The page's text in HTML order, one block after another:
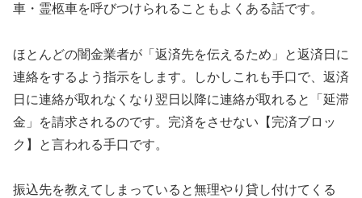
車・霊柩車を呼びつけられることもよくある話です。
ほとんどの闇金業者が「返済先を伝えるため」と返済日に
連絡をするよう指示をします。しかしこれも手口で、返済
日に連絡が取れなくなり翌日以降に連絡が取れると「延滞
金」を請求されるのです。完済をさせない【完済ブロッ
ク】と言われる手口です。
振込先を教えてしまっていると無理やり貸し付けてくる